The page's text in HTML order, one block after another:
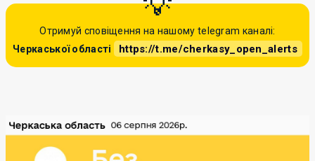
Отримуй сповіщення на нашому telegram каналі:
Черкаської області
https://t.me/cherkasy_open_alerts